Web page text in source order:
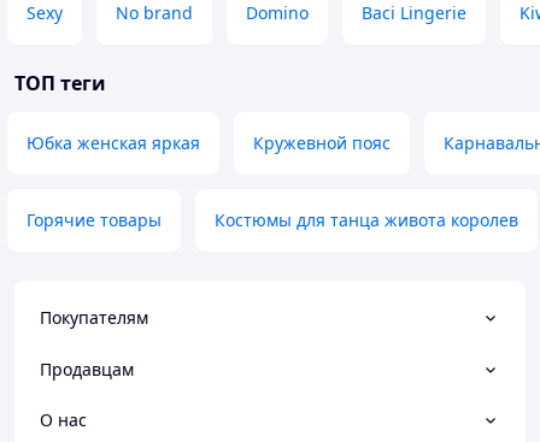
Sexy No brand Domino Baci Lingerie
ТОП теги
Юбка женская яркая Кружевной пояс
Горячие товары Костюмы для танца живота королев
Покупателям
Продавцам
О нас